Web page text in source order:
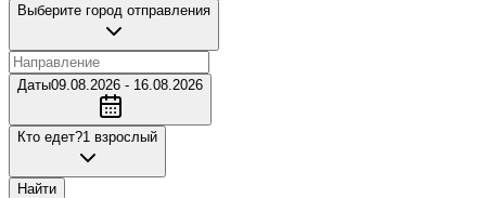
Выберите город отправления
Даты09.08.2026 - 16.08.2026
Кто едет?1 взрослый
Найти